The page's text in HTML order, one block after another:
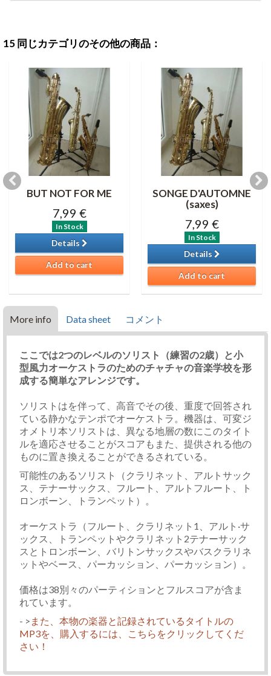
15 同じカテゴリのその他の商品：
BUT NOT FOR ME
7,99 €
In Stock
Details
Add to cart
SONGE D'AUTOMNE
(saxes)
7,99 €
In Stock
Details
Add to cart
More info Data sheet コメント
ここでは2つのレベルのソリスト（練習の2歳）と小
型風力オーケストラのためのチャチャの音楽学校を形
成する簡単なアレンジです。
ソリストはを伴って、高音でその後、重度で回答され
ている静かなテンポでオーケストラ。機器は、可変ジ
オメトリ本ソリストは、異なる地層の数にこのタイト
ルを適応させることがスコアもまた、提供される他の
ものに置き換えることができるされている。
可能性のあるソリスト（クラリネット、アルトサック
ス、テナーサックス、フルート、アルトフルート、ト
ロンボーン、トランペット）。
オーケストラ（フルート、クラリネット1、アルト·サ
ックス、トランペットやクラリネット2テナーサック
スとトロンボーン、バリトンサックスやバスクラリネ
ットやベース、パーカッション、パーカッション）。
価格は38別々のパーティションとフルスコアが含ま
れています。
- > また、本物の楽器と記録されているタイトルの
MP3を、購入するには、こちらをクリックしてくだ
さい！